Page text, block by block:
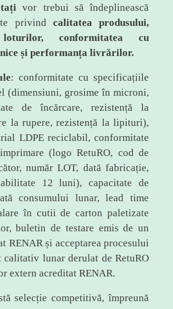
vor trebui să îndeplinească
privind calitatea produsului,
loturilor, conformitatea cu
și performanța livrărilor.
: conformitate cu specificațiile
(dimensiuni, grosime în microni,
de încărcare, rezistență la
la rupere, rezistență la lipituri),
LDPE reciclabil, conformitate
(logo RetuRO, cod de
număr LOT, dată fabricație,
12 luni), capacitate de
consumului lunar, lead time
în cutii de carton paletizate
buletin de testare emis de un
RENAR și acceptarea procesului
calitativ lunar derulat de RetuRO
extern acreditat RENAR.
selecție competitivă, împreună